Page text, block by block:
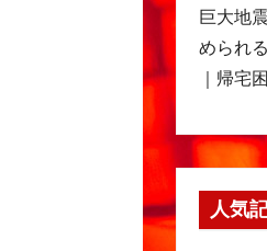
巨大地
められ
｜帰宅
人気